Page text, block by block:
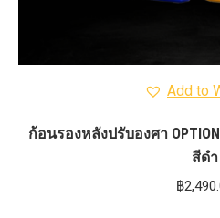
Add to
ก้อนรองหลังปรับองศา
สีดำ
฿